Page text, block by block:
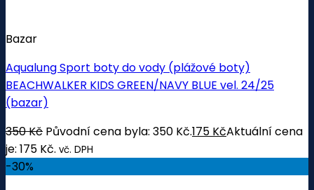
Bazar
Aqualung Sport boty do vody (plážové boty)
BEACHWALKER KIDS GREEN/NAVY BLUE vel. 24/25
(bazar)
350Kč Původní cena byla: 350 Kč.175 KčAktuální cena
je: 175 Kč. vč. DPH
-30%